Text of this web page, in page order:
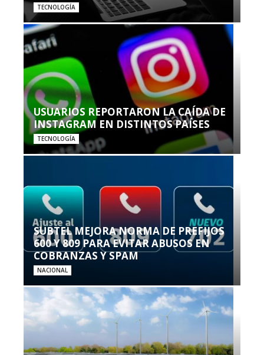
TECNOLOGÍA
USUARIOS REPORTARON LA CAÍDA DE
INSTAGRAM EN DISTINTOS PAÍSES
TECNOLOGÍA
SUBTEL MEJORA NORMA DE PREFIJOS
600 Y 809 PARA EVITAR ABUSOS EN
COBRANZAS Y SPAM
NACIONAL